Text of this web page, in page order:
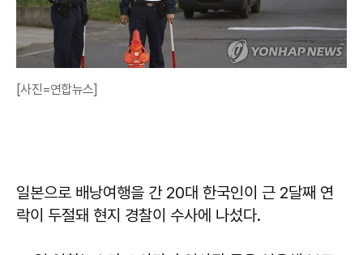
[사진=연합뉴스]
일본으로 배낭여행을 간 20대 한국인이 근 2달째 연
락이 두절돼 현지 경찰이 수사에 나섰다.